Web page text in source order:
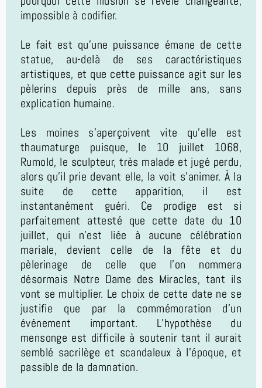
impossible à codifier.
Le fait est qu’une puissance émane de cette
statue, au-delà de ses caractéristiques
artistiques, et que cette puissance agit sur les
pèlerins depuis près de mille ans, sans
explication humaine.
Les moines s’aperçoivent vite qu’elle est
thaumaturge puisque, le 10 juillet 1068,
Rumold, le sculpteur, très malade et jugé perdu,
alors qu’il prie devant elle, la voit s’animer. À la
suite de cette apparition, il est
instantanément guéri. Ce prodige est si
parfaitement attesté que cette date du 10
juillet, qui n’est liée à aucune célébration
mariale, devient celle de la fête et du
pèlerinage de celle que l’on nommera
désormais Notre Dame des Miracles, tant ils
vont se multiplier. Le choix de cette date ne se
justifie que par la commémoration d’un
événement important. L’hypothèse du
mensonge est difficile à soutenir tant il aurait
semblé sacrilège et scandaleux à l’époque, et
passible de la damnation.